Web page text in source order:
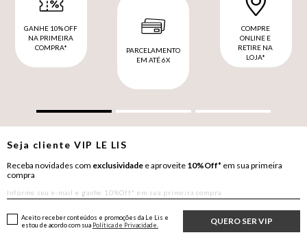
GANHE 10% OFF
NA PRIMEIRA
COMPRA*
PARCELAMENTO
EM ATÉ 6X
COMPRE
ONLINE E
RETIRE NA
LOJA*
Seja clienteVIP LE LIS
Receba novidades com exclusividade e aproveite 10%Off* em sua primeira
compra
QUERO SER VIP
Aceito receber conteúdos e promoções da Le Lis e
estou de acordo com sua Política de Privacidade.